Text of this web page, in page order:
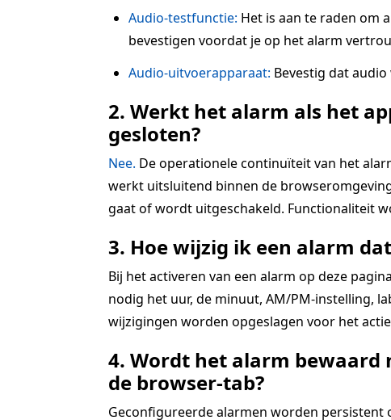
Audio-testfunctie: Het is aan te raden om
bevestigen voordat je op het alarm
Audio-uitvoerapparaat: Bevestig dat
2. Werkt het alarm als het
gesloten?
Nee. De operationele continuïteit van het
werkt uitsluitend binnen de
gaat of wordt uitgeschakeld. Functionaliteit
3. Hoe wijzig ik een alarm
Bij het activeren van een alarm op deze
nodig het uur, de minuut, AM/PM-instelling,
wijzigingen worden opgeslagen voor het
4. Wordt het alarm bewaard
de browser-tab?
Geconfigureerde alarmen worden persistent